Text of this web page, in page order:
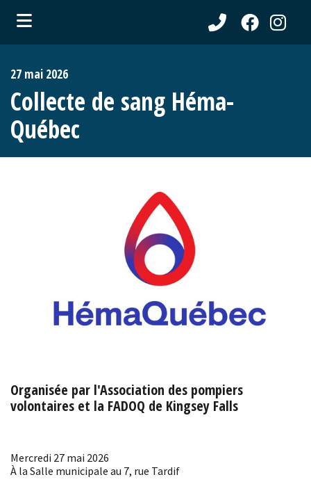
(Citoyens )
(Entreprises )
27 mai 2026
Collecte de sang Héma-
Québec
Organisée par l'Association des pompiers
volontaires et la FADOQ de Kingsey Falls
Mercredi 27 mai 2026
À la Salle municipale au 7, rue Tardif